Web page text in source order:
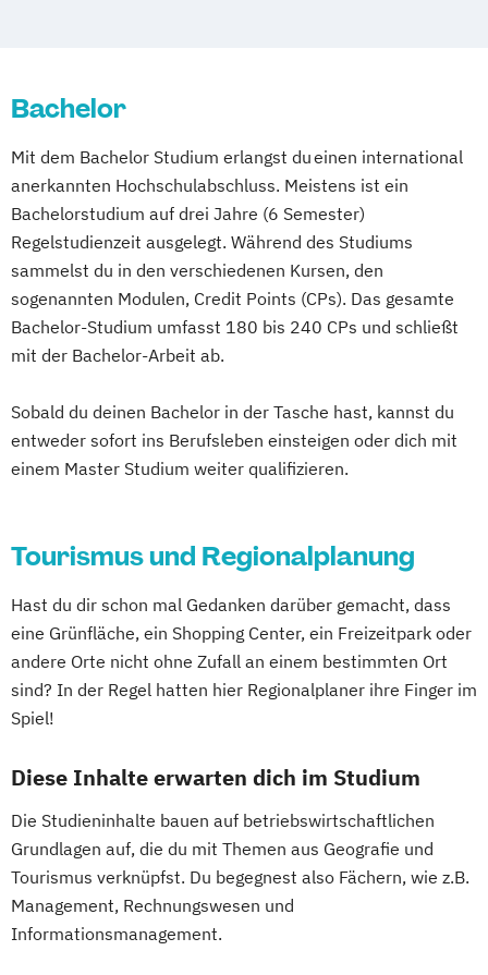
Bachelor
Mit dem Bachelor Studium erlangst du einen international
anerkannten Hochschulabschluss. Meistens ist ein
Bachelorstudium auf drei Jahre (6 Semester)
Regelstudienzeit ausgelegt. Während des Studiums
sammelst du in den verschiedenen Kursen, den
sogenannten Modulen, Credit Points (CPs). Das gesamte
Bachelor-Studium umfasst 180 bis 240 CPs und schließt
mit der Bachelor-Arbeit ab.
Sobald du deinen Bachelor in der Tasche hast, kannst du
entweder sofort ins Berufsleben einsteigen oder dich mit
einem Master Studium weiter qualifizieren.
Tourismus und Regionalplanung
Hast du dir schon mal Gedanken darüber gemacht, dass
eine Grünfläche, ein Shopping Center, ein Freizeitpark oder
andere Orte nicht ohne Zufall an einem bestimmten Ort
sind? In der Regel hatten hier Regionalplaner ihre Finger im
Spiel!
Diese Inhalte erwarten dich im Studium
Die Studieninhalte bauen auf betriebswirtschaftlichen
Grundlagen auf, die du mit Themen aus Geografie und
Tourismus verknüpfst. Du begegnest also Fächern, wie z.B.
Management, Rechnungswesen und
Informationsmanagement.